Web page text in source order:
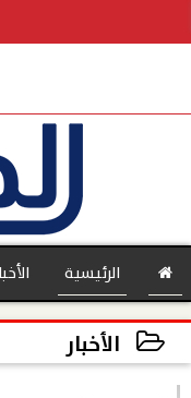
الرئيسية
الأخبار